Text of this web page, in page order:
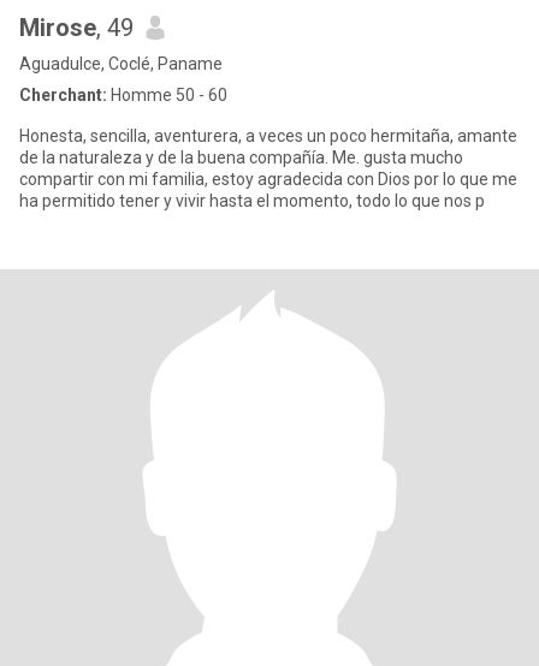
Mirose, 49
Aguadulce, Coclé, Paname
Cherchant: Homme 50 - 60
Honesta, sencilla, aventurera, a veces un poco hermitaña, amante
de la naturaleza y de la buena compañía. Me. gusta mucho
compartir con mi familia, estoy agradecida con Dios por lo que me
ha permitido tener y vivir hasta el momento, todo lo que nos p